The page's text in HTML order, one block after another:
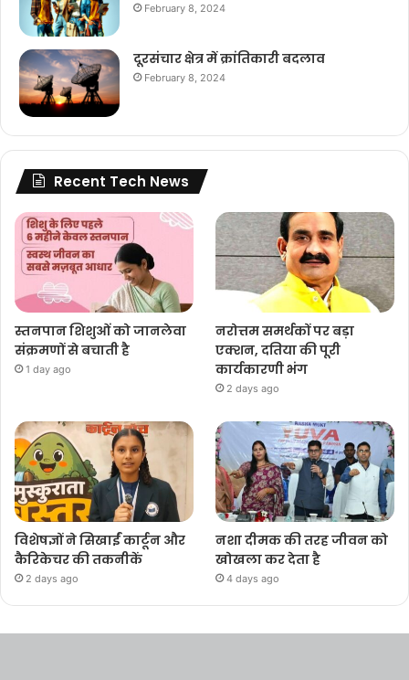
February 8, 2024
दूरसंचार क्षेत्र में क्रांतिकारी बदलाव
February 8, 2024
Recent Tech News
स्तनपान शिशुओं को जानलेवा
संक्रमणों से बचाती है
1 day ago
नरोत्तम समर्थकों पर बड़ा
एक्शन, दतिया की पूरी
कार्यकारणी भंग
2 days ago
विशेषज्ञों ने सिखाईं कार्टून और
कैरिकेचर की तकनीकें
2 days ago
नशा दीमक की तरह जीवन को
खोखला कर देता है
4 days ago